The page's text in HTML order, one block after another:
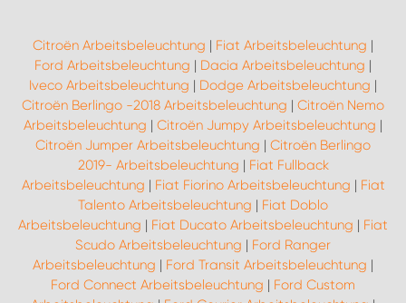
Citroën Arbeitsbeleuchtung | Fiat Arbeitsbeleuchtung |
Ford Arbeitsbeleuchtung | Dacia Arbeitsbeleuchtung |
Iveco Arbeitsbeleuchtung | Dodge Arbeitsbeleuchtung |
Citroën Berlingo -2018 Arbeitsbeleuchtung | Citroën Nemo
Arbeitsbeleuchtung | Citroën Jumpy Arbeitsbeleuchtung |
Citroën Jumper Arbeitsbeleuchtung | Citroën Berlingo
2019- Arbeitsbeleuchtung | Fiat Fullback
Arbeitsbeleuchtung | Fiat Fiorino Arbeitsbeleuchtung | Fiat
Talento Arbeitsbeleuchtung | Fiat Doblo
Arbeitsbeleuchtung | Fiat Ducato Arbeitsbeleuchtung | Fiat
Scudo Arbeitsbeleuchtung | Ford Ranger
Arbeitsbeleuchtung | Ford Transit Arbeitsbeleuchtung |
Ford Connect Arbeitsbeleuchtung | Ford Custom